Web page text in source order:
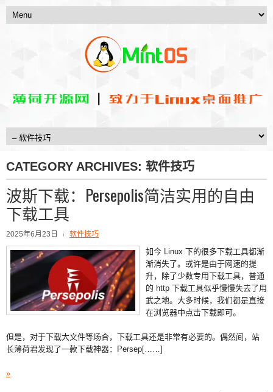
CATEGORY ARCHIVES: 软件技巧
波斯下载：Persepolis简洁实用的自由
下载工具
2025年6月23日 软件技巧
如今 Linux 下的很多下载工具都渐
渐消失了。或许是由于网速的提
升，除了少数专用下载工具，普通
的 http 下载工具似乎慢慢失去了用
武之地。大多时候，我们都是直接
在浏览器中点击下载即可。
但是，对于下载大文件等场合，下载工具还是非常有必要的。偶然间，站
长薄荷君发现了一款下载神器：Persep[……]
»